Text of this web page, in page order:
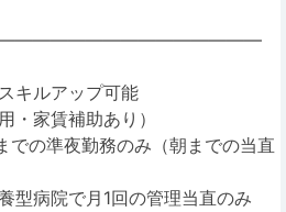
キルアップ可能
・家賃補助あり）
での準夜勤務のみ（朝までの当直
型病院で月1回の管理当直のみ